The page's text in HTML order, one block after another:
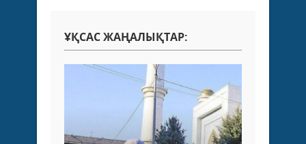
ҰҚСАС ЖАҢАЛЫҚТАР: